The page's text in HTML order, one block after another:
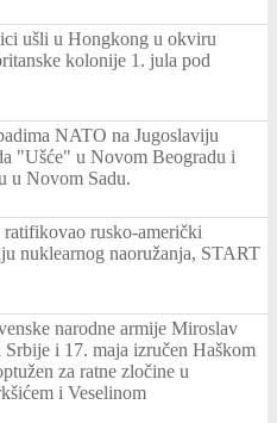
ušli u Hongkong u okviru
kolonije 1. jula pod
NATO na Jugoslaviju
"Ušće" u Novom Beogradu i
u Novom Sadu.
ratifikovao rusko-američki
nuklearnog naoružanja, START
narodne armije Miroslav
Srbije i 17. maja izručen Haškom
za ratne zločine u
i Veselinom